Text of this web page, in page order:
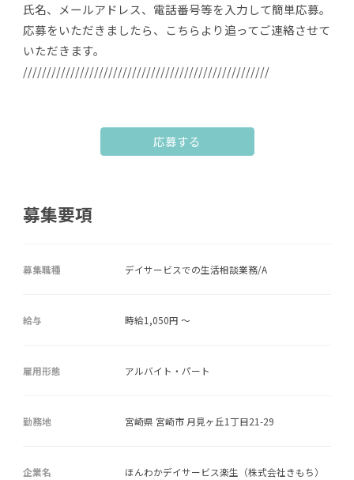
氏名、メールアドレス、電話番号等を入力して簡単応募。
応募をいただきましたら、こちらより追ってご連絡させて
いただきます。
////////////////////////////////////////////////////
応募する
募集要項
募集職種 デイサービスでの生活相談業務/A
給与 時給1,050円 ～
雇用形態 アルバイト・パート
勤務地 宮崎県 宮崎市 月見ヶ丘1丁目21-29
企業名 ほんわかデイサービス楽生（株式会社きもち）